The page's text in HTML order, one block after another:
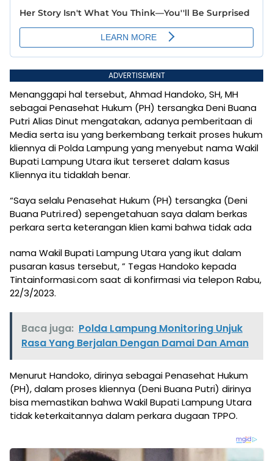
ADVERTISEMENT
Menanggapi hal tersebut, Ahmad Handoko, SH, MH
sebagai Penasehat Hukum (PH) tersangka Deni Buana
Putri Alias Dinut mengatakan, adanya pemberitaan di
Media serta isu yang berkembang terkait proses hukum
kliennya di Polda Lampung yang menyebut nama Wakil
Bupati Lampung Utara ikut terseret dalam kasus
Kliennya itu tidaklah benar.
“Saya selalu Penasehat Hukum (PH) tersangka (Deni
Buana Putri.red) sepengetahuan saya dalam berkas
perkara serta keterangan klien kami bahwa tidak ada
nama Wakil Bupati Lampung Utara yang ikut dalam
pusaran kasus tersebut, ” Tegas Handoko kepada
Tintainformasi.com saat di konfirmasi via telepon Rabu,
22/3/2023.
Baca juga: Polda Lampung Monitoring Unjuk
Rasa Yang Berjalan Dengan Damai Dan Aman
Menurut Handoko, dirinya sebagai Penasehat Hukum
(PH), dalam proses kliennya (Deni Buana Putri) dirinya
bisa memastikan bahwa Wakil Bupati Lampung Utara
tidak keterkaitannya dalam perkara dugaan TPPO.